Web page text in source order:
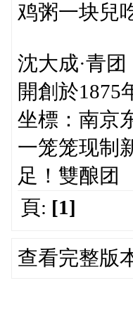
鸡粥一块兒
沈大成·青团
開創於1875
坐標：南京
一笼笼现制
足！雙酿团
頁: [1]
查看完整版